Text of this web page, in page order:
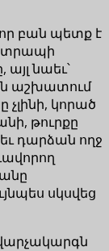
բան պետք է
նաեւ՝
աշխատում
կորած
թուրքը
դարձան ողջ
սկսվեց